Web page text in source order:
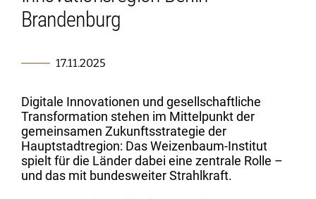
Propaganda
Lokale digitale Öffentlichkeiten
Digitalisierung und Öffnung der Wissenschaft
Normsetzung und Entscheidungsverfahren
Digitalisierung und vernetzte Sicherheit
Sicherheit und Transparenz digitaler
Technik, Macht und Herrschaft
WEIZENBAUM DIGITAL SCIENCE CENTER
Forschungssynthesen
Weizenbaum Panel
Methodenlab
Principal Investigators
Fellowships
Forschungsprojekte
Open-Access-Publikationsfonds
Das Forschungsprogramm der Aufbauphase
Weizenbaum-Podcasts
Zusammenhalt in der vernetzten Gesellschaft
Pizza und...
Jahresberichte
Weizenbaum Library
Weizenbaum-Filmnacht
DigiMeet
Institut
Principal Investigators
Beirat
Netzwerk
Transfer und Dialog
Kommunikation
Finanzen
IT
Karriereförderung
Fellowships
Newsletter
Brandenburg
17.11.2025
Digitale Innovationen und gesellschaftliche
Transformation stehen im Mittelpunkt der
gemeinsamen Zukunftsstrategie der
Hauptstadtregion: Das Weizenbaum-Institut
spielt für die Länder dabei eine zentrale Rolle –
und das mit bundesweiter Strahlkraft.